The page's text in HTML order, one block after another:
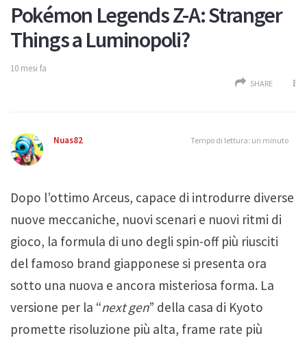
Pokémon Legends Z-A: Stranger
Things a Luminopoli?
10 mesi fa
SHARE
Nuas82 Tempo di lettura: un minuto
Dopo l’ottimo Arceus, capace di introdurre diverse
nuove meccaniche, nuovi scenari e nuovi ritmi di
gioco, la formula di uno degli spin-off più riusciti
del famoso brand giapponese si presenta ora
sotto una nuova e ancora misteriosa forma. La
versione per la “next gen” della casa di Kyoto
promette risoluzione più alta, frame rate più